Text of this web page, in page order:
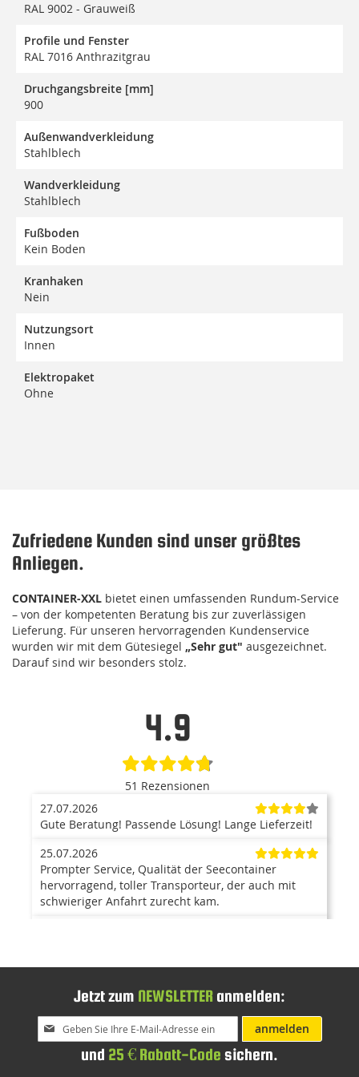
RAL 9002 - Grauweiß
Profile und Fenster
RAL 7016 Anthrazitgrau
Druchgangsbreite [mm]
900
Außenwandverkleidung
Stahlblech
Wandverkleidung
Stahlblech
Fußboden
Kein Boden
Kranhaken
Nein
Nutzungsort
Innen
Elektropaket
Ohne
Zufriedene Kunden sind unser größtes
Anliegen.
CONTAINER-XXL bietet einen umfassenden Rundum-Service
– von der kompetenten Beratung bis zur zuverlässigen
Lieferung. Für unseren hervorragenden Kundenservice
wurden wir mit dem Gütesiegel „Sehr gut" ausgezeichnet.
Darauf sind wir besonders stolz.
4.9
51 Rezensionen
27.07.2026
Gute Beratung! Passende Lösung! Lange Lieferzeit!
25.07.2026
Prompter Service, Qualität der Seecontainer
hervorragend, toller Transporteur, der auch mit
schwieriger Anfahrt zurecht kam.
sehr einfach. Kann ich nur weiterempfehlen. Bin
15.07.2026
Alles OK. Danke
Jetzt zum NEWSLETTER anmelden:
Melden
Sie
anmelden
und 25 € Rabatt-Code sichern.